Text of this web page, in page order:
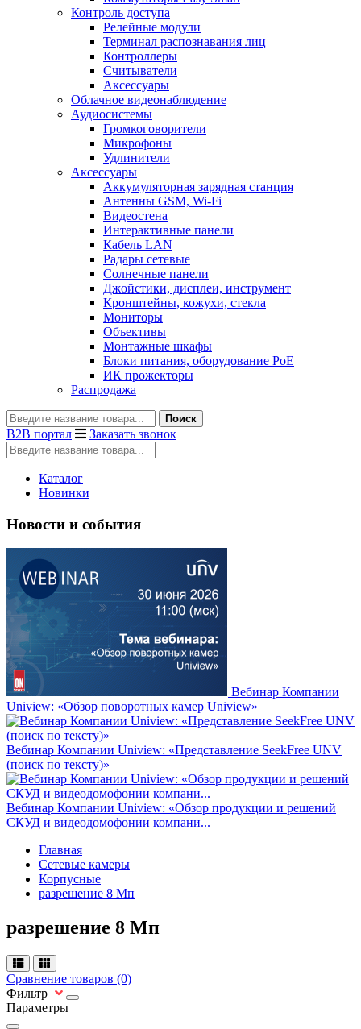
Контроль доступа
Релейные модули
Терминал распознавания лиц
Контроллеры
Считыватели
Аксессуары
Облачное видеонаблюдение
Аудиосистемы
Громкоговорители
Микрофоны
Удлинители
Аксессуары
Аккумуляторная зарядная станция
Антенны GSM, Wi-Fi
Видеостена
Интерактивные панели
Кабель LAN
Радары сетевые
Солнечные панели
Джойстики, дисплеи, инструмент
Кронштейны, кожухи, стекла
Мониторы
Объективы
Монтажные шкафы
Блоки питания, оборудование PoE
ИК прожекторы
Распродажа
Поиск
B2B портал Заказать звонок
Каталог
Новинки
Новости и события
Вебинар Компании
Uniview: «Обзор поворотных камер Uniview»
Вебинар Компании Uniview: «Представление SeekFree UNV
(поиск по тексту)»
Вебинар Компании Uniview: «Обзор продукции и решений
СКУД и видеодомофонии компани...
Главная
Сетевые камеры
Корпусные
разрешение 8 Мп
разрешение 8 Мп
Сравнение товаров (0)
Фильтр
Параметры